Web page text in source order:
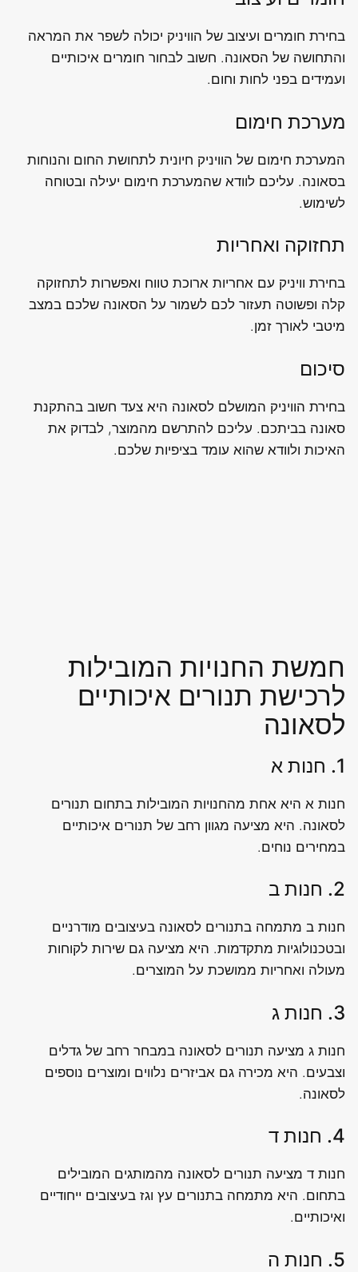
בחירת חומרים ועיצוב של הוויניק יכולה לשפר את המראה
והתחושה של הסאונה. חשוב לבחור חומרים איכותיים
ועמידים בפני לחות וחום.
מערכת חימום
המערכת חימום של הוויניק חיונית לתחושת החום והנוחות
בסאונה. עליכם לוודא שהמערכת חימום יעילה ובטוחה
לשימוש.
תחזוקה ואחריות
בחירת וויניק עם אחריות ארוכת טווח ואפשרות לתחזוקה
קלה ופשוטה תעזור לכם לשמור על הסאונה שלכם במצב
מיטבי לאורך זמן.
סיכום
בחירת הוויניק המושלם לסאונה היא צעד חשוב בהתקנת
סאונה בביתכם. עליכם להתרשם מהמוצר, לבדוק את
האיכות ולוודא שהוא עומד בציפיות שלכם.
חמשת החנויות המובילות
לרכישת תנורים איכותיים
לסאונה
1. חנות א
חנות א היא אחת מהחנויות המובילות בתחום תנורים
לסאונה. היא מציעה מגוון רחב של תנורים איכותיים
במחירים נוחים.
2. חנות ב
חנות ב מתמחה בתנורים לסאונה בעיצובים מודרניים
ובטכנולוגיות מתקדמות. היא מציעה גם שירות לקוחות
מעולה ואחריות ממושכת על המוצרים.
3. חנות ג
חנות ג מציעה תנורים לסאונה במבחר רחב של גדלים
וצבעים. היא מכירה גם אביזרים נלווים ומוצרים נוספים
לסאונה.
4. חנות ד
חנות ד מציעה תנורים לסאונה מהמותגים המובילים
בתחום. היא מתמחה בתנורים עץ וגז בעיצובים ייחודיים
ואיכותיים.
5. חנות ה